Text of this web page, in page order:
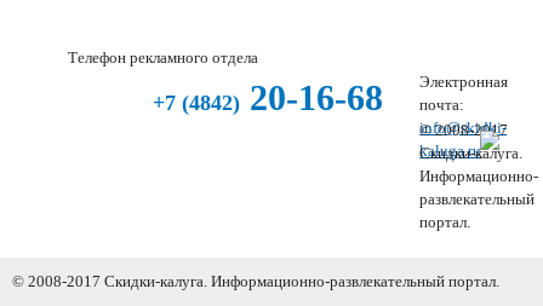
Телефон рекламного отдела
Электронная
почта:
info@skidki-
kaluga.ru
© 2008-2017
Скидки-калуга.
Информационно-
развлекательный
портал.
+7 (4842) 20-16-68
© 2008-2017 Скидки-калуга. Информационно-развлекательный портал.